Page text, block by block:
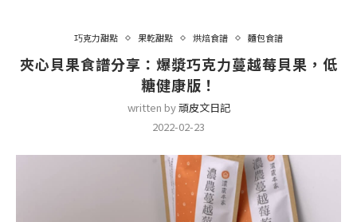
巧克力甜點 果乾甜點 烘焙食譜 麵包食譜
夾心貝果食譜分享：爆漿巧克力蔓越莓貝果，低
糖健康版！
written by頑皮文日記
2022-02-23